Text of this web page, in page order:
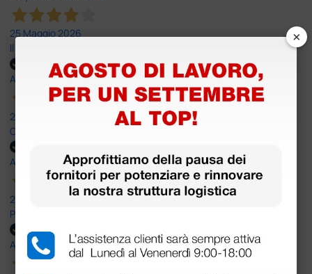
25 Maggio 2026
Il servizio e’ risultato buono, anche i tempi di consegna
Acquirente verificato
25 Maggio 2026
OTTIMO SITO E OTTIMO SERVIZIO
Acquirente verificato
25 Maggio 2026
Positiva esperienza di acquisto
Acquirente verificato
×